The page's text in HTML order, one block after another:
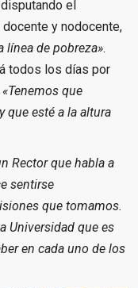
el
y nodocente,
línea de pobreza».
todos los días por
«Tenemos que
que esté a la altura
Rector que habla a
sentirse
que tomamos.
Universidad que es
en cada uno de los